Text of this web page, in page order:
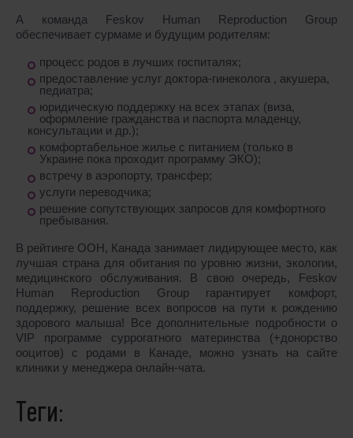
А команда Feskov Human Reproduction Group
обеспечивает сурмаме и будущим родителям:
процесс родов в лучших госпиталях;
предоставление услуг доктора-гинеколога , акушера,
педиатра;
юридическую поддержку на всех этапах (виза,
оформление гражданства и паспорта младенцу,
консультации и др.);
комфортабельное жилье с питанием (только в
Украине пока проходит программу ЭКО);
встречу в аэропорту, трансфер;
услуги переводчика;
решение сопутствующих запросов для комфортного
пребывания.
В рейтинге ООН, Канада занимает лидирующее место, как
лучшая страна для обитания по уровню жизни, экологии,
медицинского обслуживания. В свою очередь, Feskov
Human Reproduction Group гарантирует комфорт,
поддержку, решение всех вопросов на пути к рождению
здорового малыша! Все дополнительные подробности о
VIP программе суррогатного материнства (+донорство
ооцитов) с родами в Канаде, можно узнать на сайте
клиники у менеджера онлайн-чата.
Теги: